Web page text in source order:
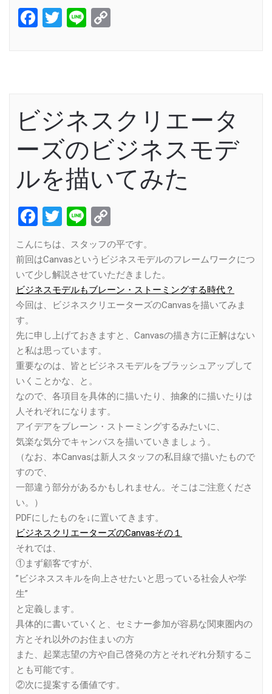
Facebook
Twitter
Line
ビジネスクリエータ
ーズのビジネスモデ
ルを描いてみた
Facebook
Twitter
Line
Link
こんにちは、スタッフの平です。
前回はCanvasというビジネスモデルのフレームワークにつ
いて少し解説させていただきました。
ビジネスモデルもブレーン・ストーミングする時代？
今回は、ビジネスクリエーターズのCanvasを描いてみま
す。
先に申し上げておきますと、Canvasの描き方に正解はない
と私は思っています。
重要なのは、皆とビジネスモデルをブラッシュアップして
いくことかな、と。
なので、各項目を具体的に描いたり、抽象的に描いたりは
人それぞれになります。
アイデアをブレーン・ストーミングするみたいに、
気楽な気分でキャンバスを描いていきましょう。
（なお、本Canvasは新人スタッフの私目線で描いたもので
すので、
一部違う部分があるかもしれません。そこはご注意くださ
い。）
PDFにしたものを↓に置いてきます。
ビジネスクリエーターズのCanvasその１
それでは、
①まず顧客ですが、
”ビジネススキルを向上させたいと思っている社会人や学
生”
と定義します。
具体的に書いていくと、セミナー参加が容易な関東圏内の
方とそれ以外のお住まいの方
また、起業志望の方や自己啓発の方とそれぞれ分類するこ
とも可能です。
②次に提案する価値です。